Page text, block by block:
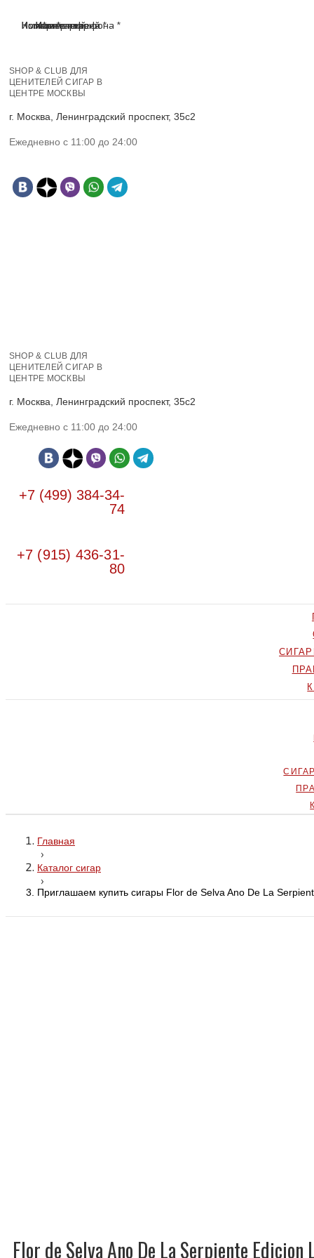
SHOP & CLUB ДЛЯ
ЦЕНИТЕЛЕЙ СИГАР В
ЦЕНТРЕ МОСКВЫ
г. Москва, Ленинградский проспект, 35с2
Ежедневно с 11:00 до 24:00
SHOP & CLUB ДЛЯ
ЦЕНИТЕЛЕЙ СИГАР В
ЦЕНТРЕ МОСКВЫ
г. Москва, Ленинградский проспект, 35с2
Ежедневно с 11:00 до 24:00
+7 (499) 384-34-
74
+7 (915) 436-31-
80
Главная
›
Каталог сигар
›
Приглашаем купить сигары Flor de Selva Ano De La
Flor de Selva Ano De La Serpiente
Имя *
Номер телефона *
Комментарий
Имя *
Номер телефона *
Комментарий